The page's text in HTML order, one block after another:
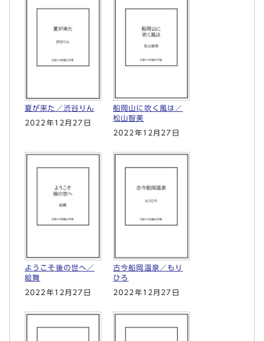
夏が来た／渋谷りん
2022年12月27日
船岡山に吹く風は／
松山智美
2022年12月27日
ようこそ後の世へ／
絵舞
2022年12月27日
古今船岡温泉／もり
ひろ
2022年12月27日